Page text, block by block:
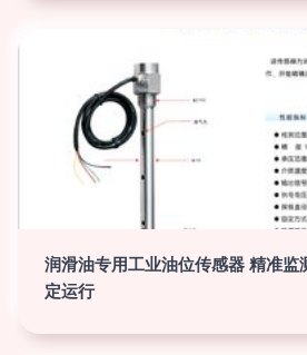
润滑油专用工业油位传感器 精准监
定运行